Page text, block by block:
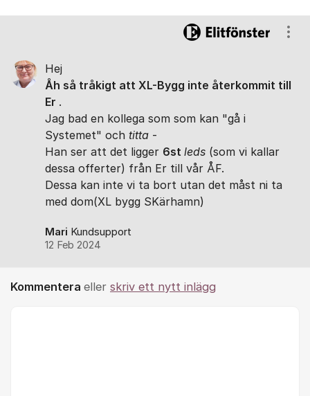
Hej
Åh så tråkigt att XL-Bygg inte återkommit till
Er .
Jag bad en kollega som som kan "gå i
Systemet" och titta -
Han ser att det ligger 6st leds (som vi kallar
dessa offerter) från Er till vår ÅF.
Dessa kan inte vi ta bort utan det måst ni ta
med dom(XL bygg SKärhamn)
Mari Kundsupport
12 Feb 2024
Kommentera eller skriv ett nytt inlägg